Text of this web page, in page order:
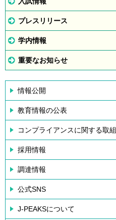
プレスリリース
学内情報
重要なお知らせ
情報公開
教育情報の公表
コンプライアンスに関する取組
採用情報
調達情報
公式SNS
J-PEAKSについて